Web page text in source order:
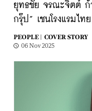
ยุทธชัย จรณะจิตต์ ก้
กรุ๊ป” เชนโรงแรมไท
PEOPLE |
COVER STORY
06 Nov 2025